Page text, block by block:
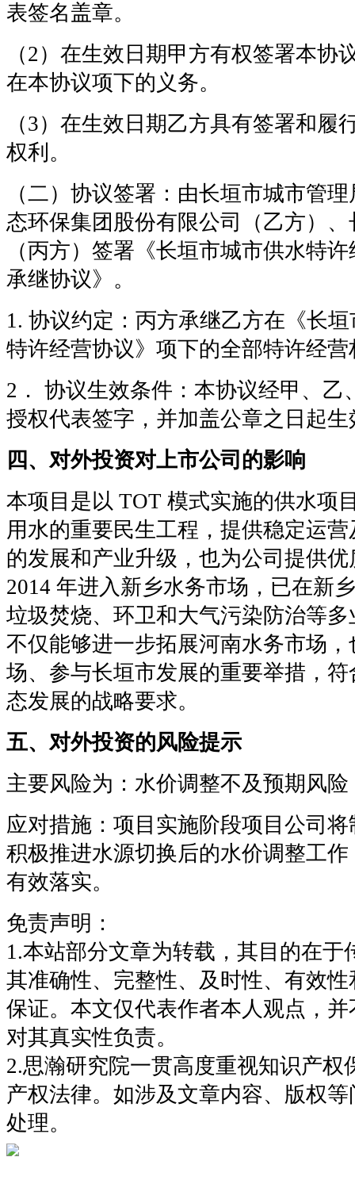
表签名盖章。
（2）在生效日期甲方有权签署本协
在本协议项下的义务。
（3）在生效日期乙方具有签署和履
权利。
（二）协议签署：由长垣市城市管
态环保集团股份有限公司（乙方）
（丙方）签署《长垣市城市供水特
承继协议》。
1. 协议约定：丙方承继乙方在《长
特许经营协议》项下的全部特许经
2． 协议生效条件：本协议经甲、乙
授权代表签字，并加盖公章之日起生
四、对外投资对上市公司的影响
本项目是以 TOT 模式实施的供水项
用水的重要民生工程，提供稳定运
的发展和产业升级，也为公司提供
2014 年进入新乡水务市场，已在新
垃圾焚烧、环卫和大气污染防治等
不仅能够进一步拓展河南水务市场
场、参与长垣市发展的重要举措，
态发展的战略要求。
五、对外投资的风险提示
主要风险为：水价调整不及预期风险
应对措施：项目实施阶段项目公司
积极推进水源切换后的水价调整工
有效落实。
免责声明：
1.本站部分文章为转载，其目的在于
其准确性、完整性、及时性、有效
保证。本文仅代表作者本人观点，
对其真实性负责。
2.思瀚研究院一贯高度重视知识产权
产权法律。如涉及文章内容、版权
处理。